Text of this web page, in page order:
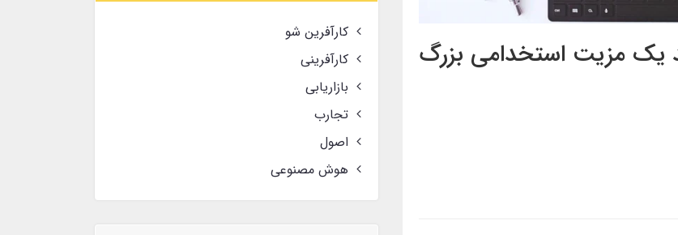
یک مزیت استخدامی بزرگ
کارآفرین شو
کارآفرینی
بازاریابی
تجارب
اصول
هوش مصنوعی